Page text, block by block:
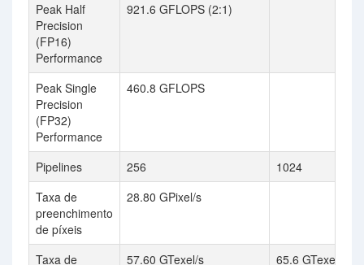
Peak Half
Precision
(FP16)
Performance
921.6 GFLOPS (2:1)
Peak Single
Precision
(FP32)
Performance
460.8 GFLOPS
Pipelines 256
1024
Taxa de
preenchimento
de píxeis
28.80 GPixel/s
Taxa de
57.60 GTexel/s 65.6 GTexel / s